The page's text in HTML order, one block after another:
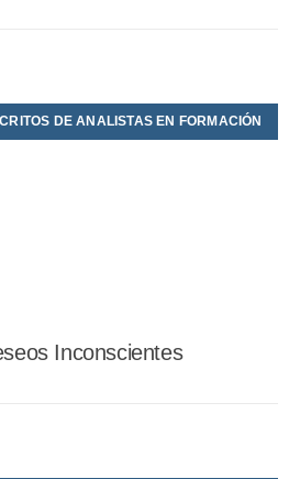
DE ANALISTAS EN FORMACIÓN
Inconscientes